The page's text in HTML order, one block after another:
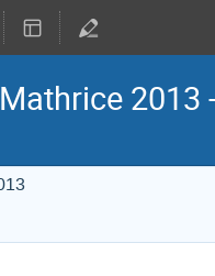
2013